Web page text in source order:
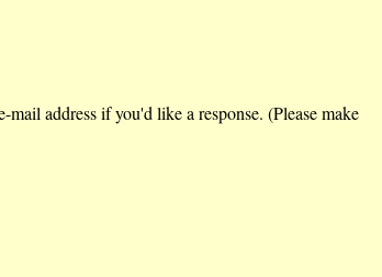
address if you'd like a response. (Please make